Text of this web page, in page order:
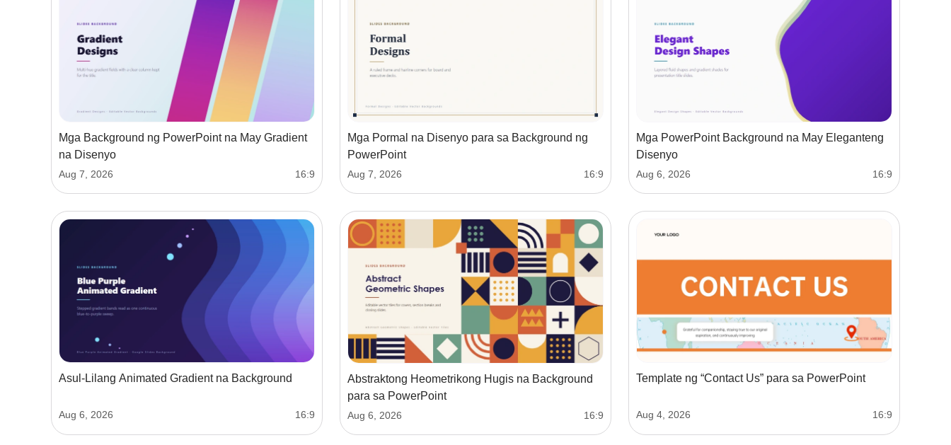
Mga Background ng PowerPoint na May Gradient
na Disenyo
Aug 7, 2026 16:9
Mga Pormal na Disenyo para sa Background ng
PowerPoint
Aug 7, 2026 16:9
Mga PowerPoint Background na May Eleganteng
Disenyo
Aug 6, 2026 16:9
Asul-Lilang Animated Gradient na Background
Aug 6, 2026 16:9
Abstraktong Heometrikong Hugis na Background
para sa PowerPoint
Aug 6, 2026 16:9
Template ng “Contact Us” para sa PowerPoint
Aug 4, 2026 16:9